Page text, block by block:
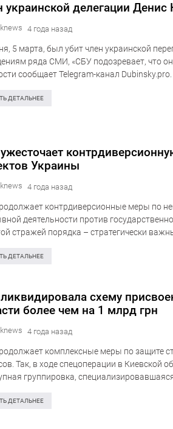
украинской делегации Денис
4 года назад
5 марта, был убит член украинской
ряда СМИ, «СБУ подозревает, что
сообщает Telegram-канал
ДЕТАЛЬНЕЕ
Украины
4 года назад
контрдиверсионные меры по
деятельности против
стражей порядка – стратегически
Украины. К совместным
ДЕТАЛЬНЕЕ
схему
более чем на 1 млрд грн
4 года назад
комплексные меры по защите
Так, в ходе спецоперации в Киевской
группировка,
что злоумышленники незаконно…
ДЕТАЛЬНЕЕ